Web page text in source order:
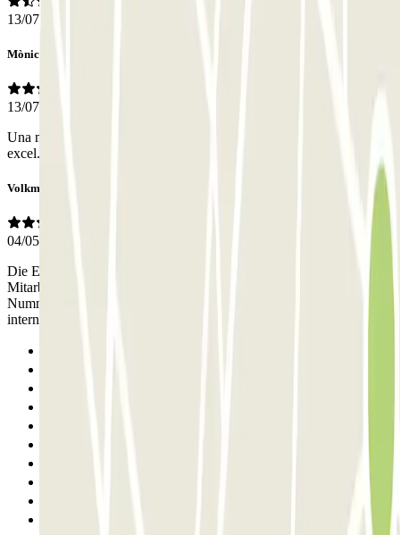
13/07/2026
Mònica
13/07/2026
Una mixa.fosc i sense personal físic. L'atenció per intèrfon,
excel.lent!
Volkmar
04/05/2026
Die Einfahrt hat nicht funktioniert, man musste anrufen, und die
Mitarbeiterin konnte nur spanisch und hat die
Nummernschilderdaten abgefragt. Es gab einen Stau, da
internationale Gäste, die Mitarbeiterin nicht verstanden haben.